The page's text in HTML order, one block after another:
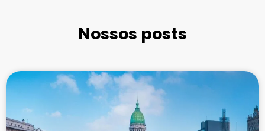
Nossos posts